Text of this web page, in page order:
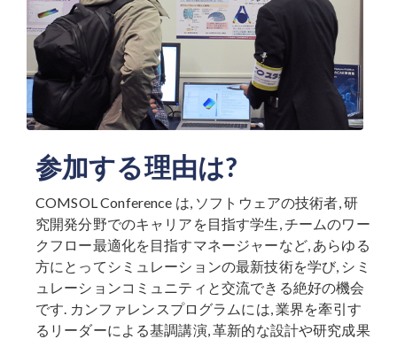
参加する理由は?
COMSOL Conference は, ソフトウェアの技術者, 研
究開発分野でのキャリアを目指す学生, チームのワー
クフロー最適化を目指すマネージャーなど, あらゆる
方にとってシミュレーションの最新技術を学び, シミ
ュレーションコミュニティと交流できる絶好の機会
です. カンファレンスプログラムには, 業界を牽引す
るリーダーによる基調講演, 革新的な設計や研究成果